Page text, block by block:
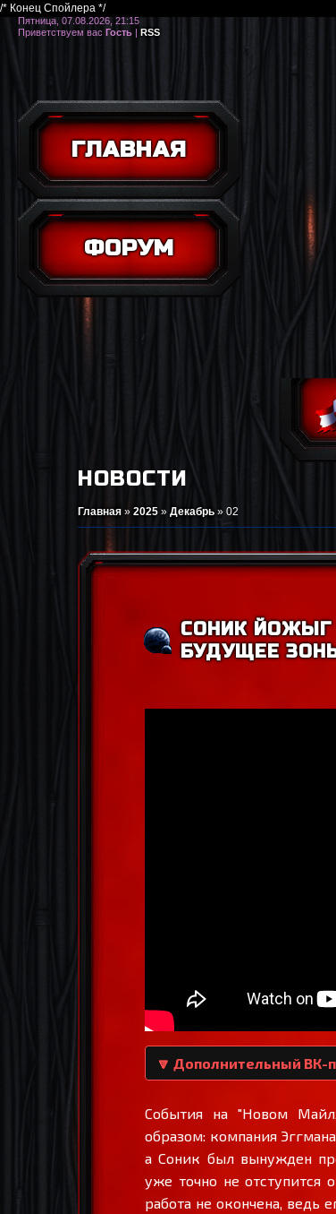
/* Конец Спойлера */
ГЛАВНАЯ
ФОРУМ
Пятница, 07.08.2026, 21:15
Приветствуем вас Гость | RSS
НОВОСТИ
Главная » 2025 » Декабрь » 02
СОНИК ЙОЖЫГ
БУДУЩЕЕ
🔽 Дополнительный ВК-
События на "Новом
образом: компания
а Соник был вынужден
уже точно не отступится
работа не окончена, ведь